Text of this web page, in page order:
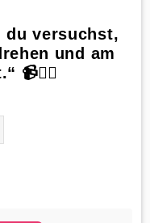
du versuchst,
und am
📹🏊‍♂️